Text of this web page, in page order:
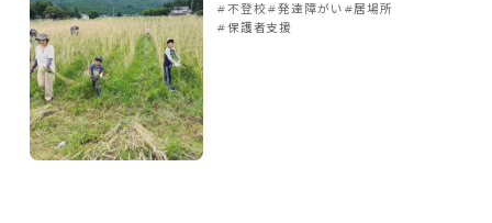
不登校 発達障がい
居場所
保護者支援